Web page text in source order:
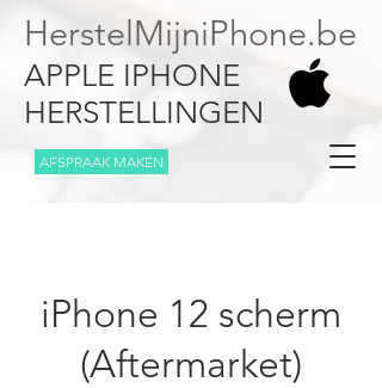
HerstelMijniPhone.be
APPLE IPHONE
HERSTELLINGEN
AFSPRAAK MAKEN
iPhone 12 scherm
(Aftermarket)